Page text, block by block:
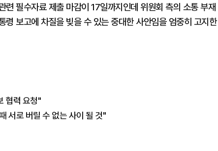
련 필수자료 제출 마감이 17일까지인데 위원회 측의 소통 부재
보고에 차질을 빚을 수 있는 중대한 사안임을 엄중히 고지한
협력 요청"
서로 버릴 수 없는 사이 될 것"